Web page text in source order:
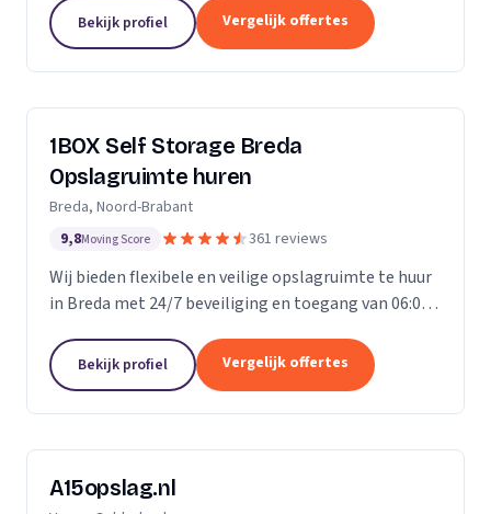
kleine verhuizingen.” Onze Kwaliteit is namelijk zo
ongelofelijk...
Bekijk profiel Vergelijk offertes
1BOX Self Storage Breda
Opslagruimte huren
Breda, Noord-Brabant
9,8Moving Score 361 reviews
Wij bieden flexibele en veilige opslagruimte te huur
in Breda met 24/7 beveiliging en toegang van 06:00
Bekijk profiel Vergelijk offertes
A15opslag.nl